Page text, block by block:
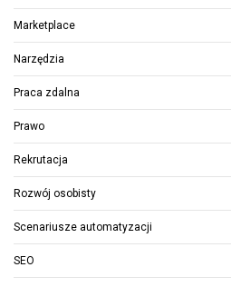
Marketplace
Narzędzia
Praca zdalna
Prawo
Rekrutacja
Rozwój osobisty
Scenariusze automatyzacji
SEO